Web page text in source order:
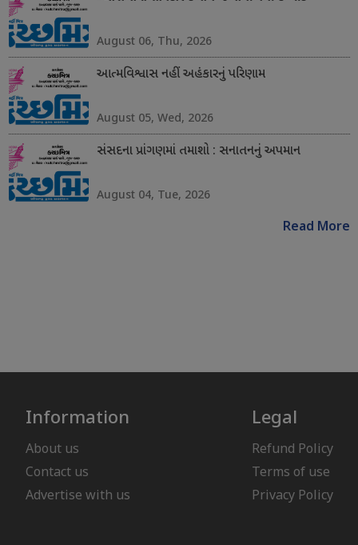
August 06, Thu, 2026
આત્મવિશ્વાસ નહીં અહંકારનું પરિણામ
August 05, Wed, 2026
સંસદના પ્રાંગણમાં તમાશો : સનાતનનું અપમાન
August 04, Tue, 2026
Read More
Information
About us
Contact us
Advertise with us
Legal
Refund Policy
Terms of use
Privacy Policy